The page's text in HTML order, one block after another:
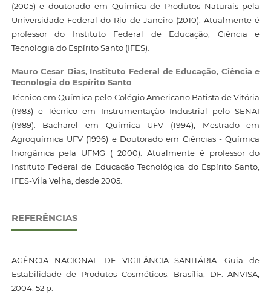
(2005) e doutorado em Química de Produtos Naturais pela
Universidade Federal do Rio de Janeiro (2010). Atualmente é
professor do Instituto Federal de Educação, Ciência e
Tecnologia do Espírito Santo (IFES).
Mauro Cesar Dias, Instituto Federal de Educação, Ciência e
Tecnologia do Espírito Santo
Técnico em Química pelo Colégio Americano Batista de Vitória
(1983) e Técnico em Instrumentação Industrial pelo SENAI
(1989). Bacharel em Química UFV (1994), Mestrado em
Agroquímica UFV (1996) e Doutorado em Ciências - Química
Inorgânica pela UFMG ( 2000). Atualmente é professor do
Instituto Federal de Educação Tecnológica do Espírito Santo,
IFES-Vila Velha, desde 2005.
REFERÊNCIAS
AGÊNCIA NACIONAL DE VIGILÂNCIA SANITÁRIA. Guia de
Estabilidade de Produtos Cosméticos. Brasília, DF: ANVISA,
2004. 52 p.